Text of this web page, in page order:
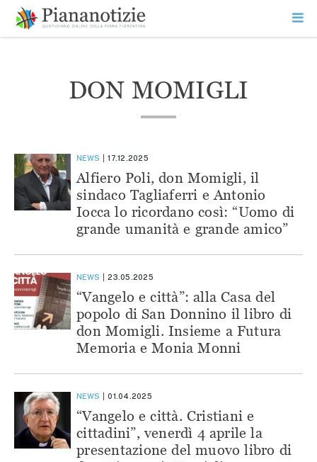
contenuto
SEARCH
DON MOMIGLI
NEWS 17.12.2025
Alfiero Poli, don Momigli, il
sindaco Tagliaferri e Antonio
Iocca lo ricordano così: “Uomo di
grande umanità e grande amico”
NEWS 23.05.2025
“Vangelo e città”: alla Casa del
popolo di San Donnino il libro di
don Momigli. Insieme a Futura
Memoria e Monia Monni
NEWS 01.04.2025
“Vangelo e città. Cristiani e
cittadini”, venerdì 4 aprile la
presentazione del muovo libro di